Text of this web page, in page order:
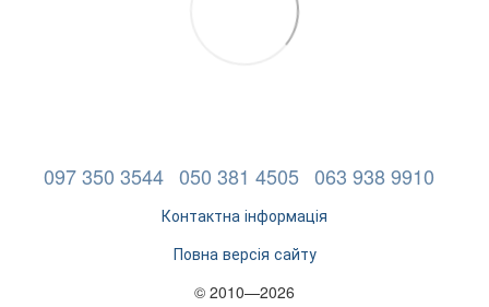
097 350 3544 050 381 4505 063 938 9910
Контактна інформація
Повна версія сайту
© 2010—2026